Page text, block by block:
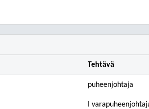
Tehtävä
puheenjohtaja
I